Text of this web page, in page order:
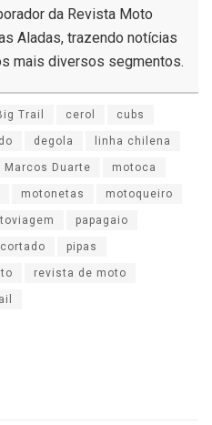
da Revista Moto
Aladas, trazendo notícias
mais diversos segmentos.
Trail cerol cubs
degola linha chilena
Marcos Duarte motoca
motonetas motoqueiro
papagaio
pipas
revista de moto